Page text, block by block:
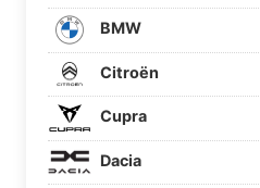
BMW
Citroën
Cupra
Dacia